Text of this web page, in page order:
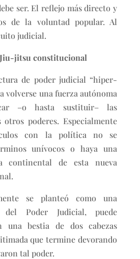
ser. El reflejo más directo y
de la voluntad popular. Al
judicial.
jitsu constitucional
de poder judicial “hiper-
volverse una fuerza autónoma
–o hasta sustituir– las
poderes. Especialmente
con la política no se
unívocos o haya una
continental de esta nueva
se planteó como una
del Poder Judicial, puede
una bestia de dos cabezas
que termine devorando
tal poder.